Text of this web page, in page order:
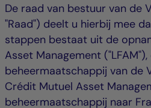
De raad van bestuur van de
"Raad") deelt u hierbij mee
stappen bestaat uit de
Asset Management
beheermaatschappij van de
Crédit Mutuel Asset
beheermaatschappij naar